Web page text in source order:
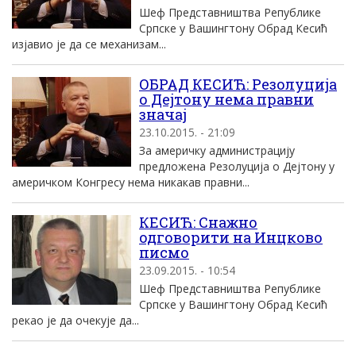
Шеф Представништва Републике
Српске у Вашингтону Обрад Кесић
изјавио је да се механизам...
ОБРАД КЕСИЋ: Резолуција
о Дејтону нема правни
значај
23.10.2015. - 21:09
За америчку администрацију
предложена Резолуција о Дејтону у
америчком Конгресу нема никакав правни...
КЕСИЋ: Снажно
одговорити на Инцково
писмо
23.09.2015. - 10:54
Шеф Представништва Републике
Српске у Вашингтону Обрад Кесић
рекао је да очекује да...